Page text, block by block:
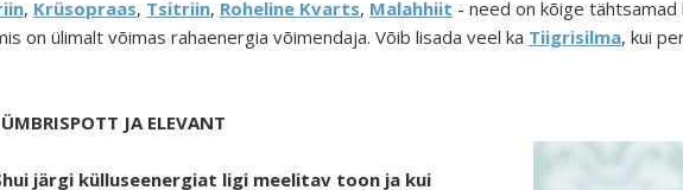
, Krüsopraas, Tsitriin, Roheline Kvarts, Malahhiit - need on kõige
on ülimalt võimas rahaenergia võimendaja. Võib lisada veel ka Tiigrisilma, kui
JA ELEVANT
järgi külluseenergiat ligi meelitav toon ja kui